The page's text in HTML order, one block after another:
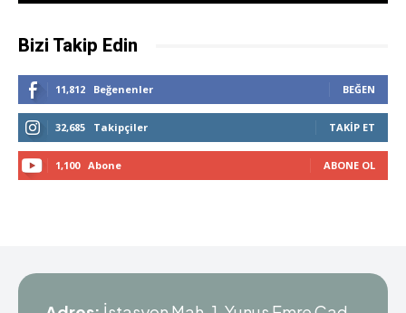
Bizi Takip Edin
11,812 Beğenenler BEĞEN
32,685 Takipçiler TAKIP ET
1,100 Abone ABONE OL